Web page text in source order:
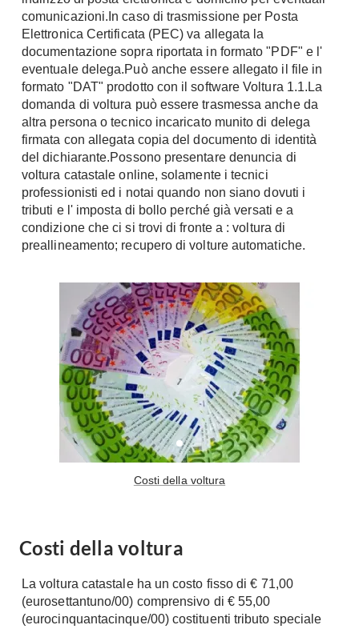
Giardino
Arredo giardino
Tende da sole
Gazebo
Fai da te in giardino
Il fai da te in bagno
Casa fai da te
Bricolage
comunicazioni.In caso di trasmissione per Posta
Elettronica Certificata (PEC) va allegata la
documentazione sopra riportata in formato "PDF" e l'
eventuale delega.Può anche essere allegato il file in
formato "DAT" prodotto con il software Voltura 1.1.La
domanda di voltura può essere trasmessa anche da
altra persona o tecnico incaricato munito di delega
firmata con allegata copia del documento di identità
del dichiarante.Possono presentare denuncia di
voltura catastale online, solamente i tecnici
professionisti ed i notai quando non siano dovuti i
tributi e l' imposta di bollo perché già versati e a
condizione che ci si trovi di fronte a : voltura di
preallineamento; recupero di volture automatiche.
Costi della voltura
Costi della voltura
La voltura catastale ha un costo fisso di € 71,00
(eurosettantuno/00) comprensivo di € 55,00
(eurocinquantacinque/00) costituenti tributo speciale